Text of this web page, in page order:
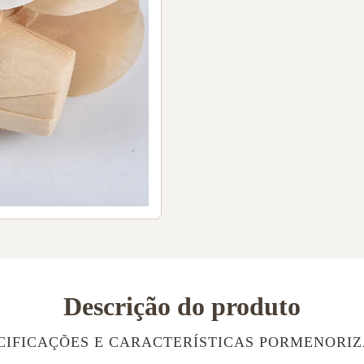
Descrição do produto
E CARACTERÍSTICAS